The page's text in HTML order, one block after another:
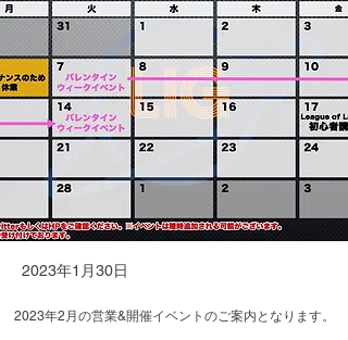
2023年1月30日
2023年2月の営業&開催イベントのご案内となります。